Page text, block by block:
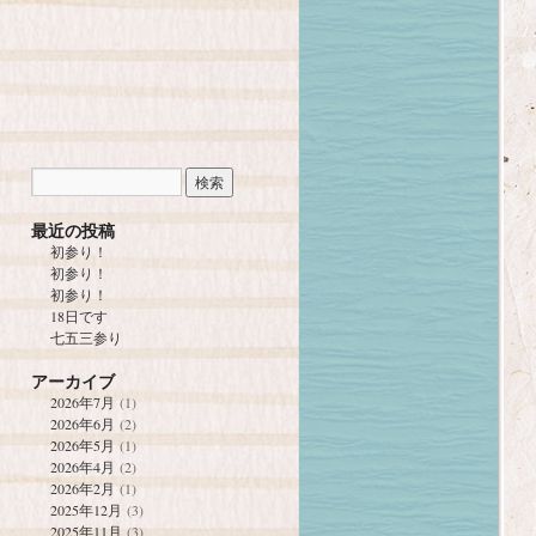
最近の投稿
初参り！
初参り！
初参り！
18日です
七五三参り
アーカイブ
2026年7月 (1)
2026年6月 (2)
2026年5月 (1)
2026年4月 (2)
2026年2月(1)
2025年12月 (3)
2025年11月 (3)